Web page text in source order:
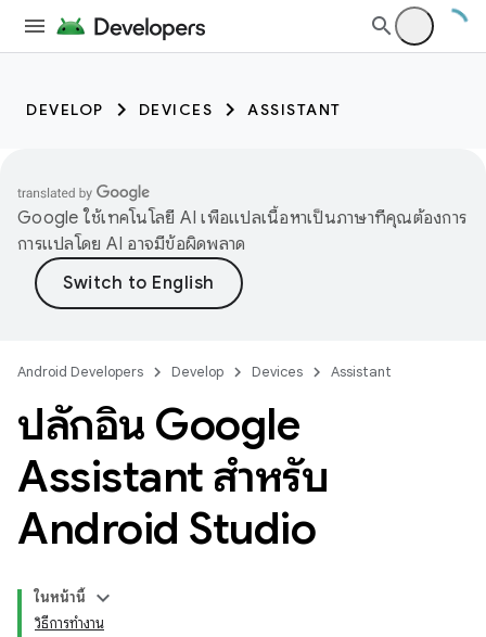
DEVELOP DEVICES ASSISTANT
Google ใช้เทคโนโลยี AI เพื่อแปลเนื้อหาเป็นภาษาที่คุณต้องการ
การแปลโดย AI อาจมีข้อผิดพลาด
Android Developers Develop Devices Assistant
ปลั๊กอิน Google
Assistant สำหรับ
Android Studio
ในหน้านี้
วิธีการทำงาน